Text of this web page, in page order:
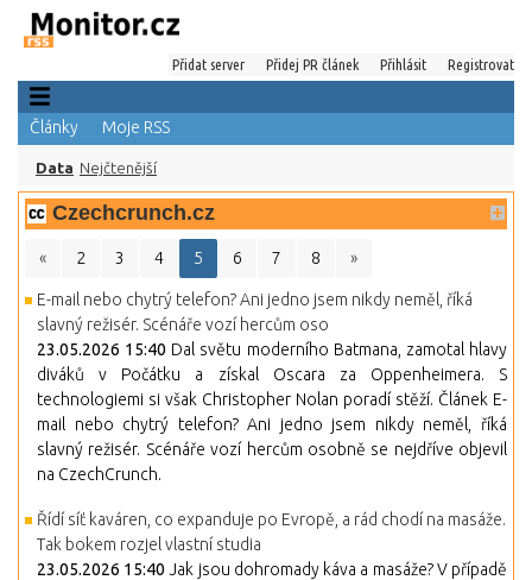
Přidat server Přidej PR článek Přihlásit Registrovat
Články Moje RSS
Data Nejčtenější
Czechcrunch.cz
« 2 3 4 5 6 7 8 »
E-mail nebo chytrý telefon? Ani jedno jsem nikdy neměl, říká
slavný režisér. Scénáře vozí hercům oso
23.05.2026 15:40 Dal světu moderního Batmana, zamotal hlavy
diváků v Počátku a získal Oscara za Oppenheimera. S
technologiemi si však Christopher Nolan poradí stěží. Článek E-
mail nebo chytrý telefon? Ani jedno jsem nikdy neměl, říká
slavný režisér. Scénáře vozí hercům osobně se nejdříve objevil
na CzechCrunch.
Řídí síť kaváren, co expanduje po Evropě, a rád chodí na masáže.
Tak bokem rozjel vlastní studia
23.05.2026 15:40 Jak jsou dohromady káva a masáže? V případě